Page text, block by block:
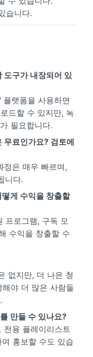
습니다.
구가 내장되어 있
랫폼을 사용하면
드할 수 있지만, 녹
필요합니다.
료인가요? 검토에
정은 매우 빠르며,
니다.
게 수익을 창출할
프로그램, 구독 모
수익을 창출할 수
없지만, 더 나은 청
야 더 많은 사람들
만들 수 있나요?
전용 플레이리스트
홍보할 수도 있습